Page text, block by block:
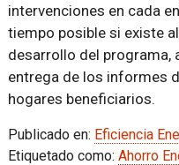
intervenciones en cada
tiempo posible si existe
desarrollo del programa,
entrega de los informes
hogares beneficiarios.
Publicado en: Eficiencia
Etiquetado como: Ahorro